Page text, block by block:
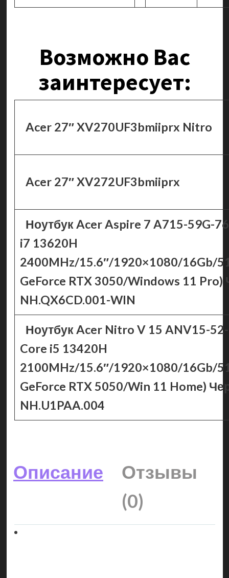
Возможно Вас
заинтересует:
Acer 27″ XV270UF3bmiiprx Nitro
Acer 27″ XV272UF3bmiiprx
Ноутбук Acer Aspire 7 A715-59G-
i7 13620H
2400MHz/15.6″/1920×1080/16Gb/
GeForce RTX 3050/Windows 11
NH.QX6CD.001-WIN
Ноутбук Acer Nitro V 15 ANV15-
Core i5 13420H
2100MHz/15.6″/1920×1080/16Gb/
GeForce RTX 5050/Win 11 Home)
NH.U1PAA.004
Описание
Отзывы
(0)